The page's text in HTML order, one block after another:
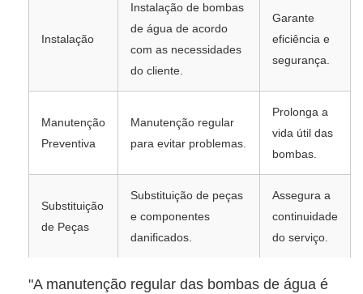
Instalação
Instalação de bombas
de água de acordo
com as necessidades
do cliente.
Garante
eficiência e
segurança.
Manutenção
Preventiva
Manutenção regular
para evitar problemas.
Prolonga a
vida útil das
bombas.
Substituição
de Peças
Substituição de peças
e componentes
danificados.
Assegura a
continuidade
do serviço.
"A manutenção regular das bombas de água é